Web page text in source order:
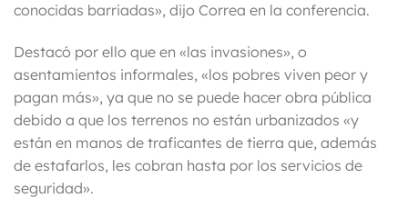
conocidas barriadas», dijo Correa en la conferencia.
Destacó por ello que en «las invasiones», o
asentamientos informales, «los pobres viven peor y
pagan más», ya que no se puede hacer obra pública
debido a que los terrenos no están urbanizados «y
están en manos de traficantes de tierra que, además
de estafarlos, les cobran hasta por los servicios de
seguridad».